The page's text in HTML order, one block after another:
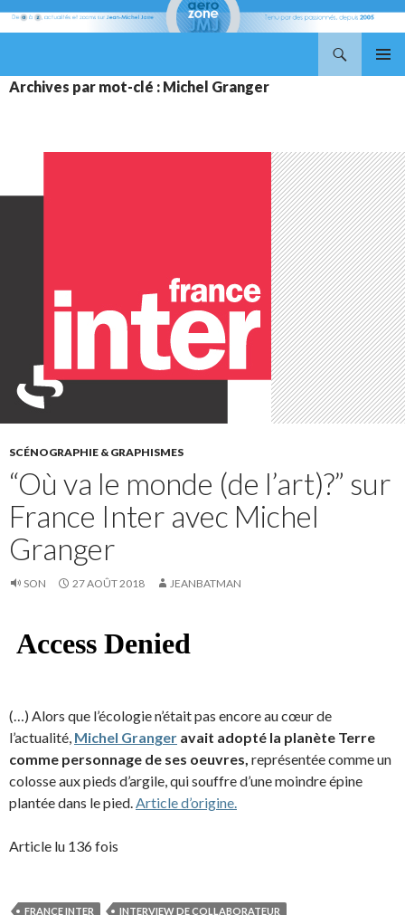
AU
Archives par mot-clé : Michel Granger
SCÉNOGRAPHIE & GRAPHISMES
“Où va le monde (de l’art)?” sur
France Inter avec Michel
Granger
SON 27 AOÛT 2018 JEANBATMAN
(…) Alors que l’écologie n’était pas encore au cœur de
l’actualité, Michel Granger avait adopté la planète Terre
comme personnage de ses oeuvres, représentée comme un
colosse aux pieds d’argile, qui souffre d’une moindre épine
plantée dans le pied.Article d’origine.
Article lu 136 fois
FRANCE INTER
INTERVIEW DE COLLABORATEUR